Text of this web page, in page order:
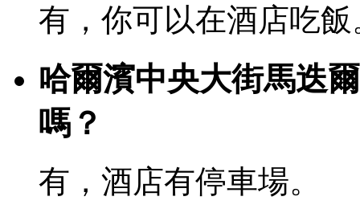
有，你可以在酒店吃飯
哈爾濱中央大街馬迭
嗎？
有，酒店有停車場。